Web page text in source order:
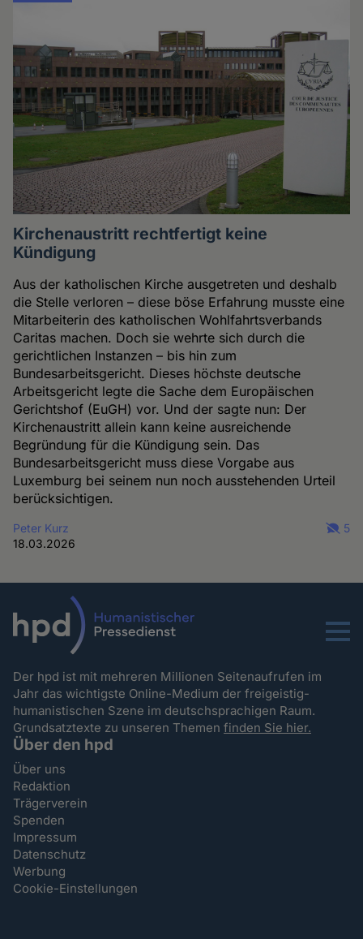
Kirchenaustritt rechtfertigt keine
Kündigung
Aus der katholischen Kirche ausgetreten und deshalb
die Stelle verloren – diese böse Erfahrung musste eine
Mitarbeiterin des katholischen Wohlfahrtsverbands
Caritas machen. Doch sie wehrte sich durch die
gerichtlichen Instanzen – bis hin zum
Bundesarbeitsgericht. Dieses höchste deutsche
Arbeitsgericht legte die Sache dem Europäischen
Gerichtshof (EuGH) vor. Und der sagte nun: Der
Kirchenaustritt allein kann keine ausreichende
Begründung für die Kündigung sein. Das
Bundesarbeitsgericht muss diese Vorgabe aus
Luxemburg bei seinem nun noch ausstehenden Urteil
berücksichtigen.
Peter Kurz
18.03.2026
5
Menu
Der hpd ist mit mehreren Millionen Seitenaufrufen im
Jahr das wichtigste Online-Medium der freigeistig-
humanistischen Szene im deutschsprachigen Raum.
Grundsatztexte zu unseren Themenfinden Sie hier.
Über den hpd
Über uns
Redaktion
Trägerverein
Spenden
Impressum
Datenschutz
Werbung
Cookie-Einstellungen